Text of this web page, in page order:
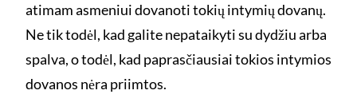
atimam asmeniui dovanoti tokių intymių dovanų.
Ne tik todėl, kad galite nepataikyti su dydžiu arba
spalva, o todėl, kad paprasčiausiai tokios intymios
dovanos nėra priimtos.